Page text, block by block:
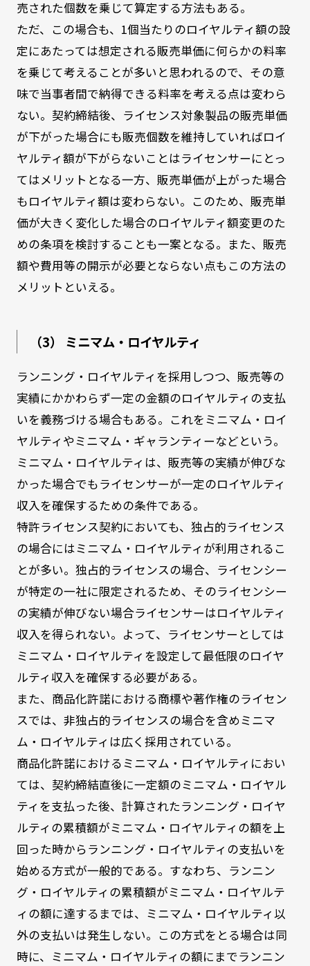
売された個数を乗じて算定する方法もある。
ただ、この場合も、1個当たりのロイヤルティ額の設
定にあたっては想定される販売単価に何らかの料率
を乗じて考えることが多いと思われるので、その意
味で当事者間で納得できる料率を考える点は変わら
ない。契約締結後、ライセンス対象製品の販売単価
が下がった場合にも販売個数を維持していればロイ
ヤルティ額が下がらないことはライセンサーにとっ
てはメリットとなる一方、販売単価が上がった場合
もロイヤルティ額は変わらない。このため、販売単
価が大きく変化した場合のロイヤルティ額変更のた
めの条項を検討することも一案となる。また、販売
額や費用等の開示が必要とならない点もこの方法の
メリットといえる。
（3） ミニマム・ロイヤルティ
ランニング・ロイヤルティを採用しつつ、販売等の
実績にかかわらず一定の金額のロイヤルティの支払
いを義務づける場合もある。これをミニマム・ロイ
ヤルティやミニマム・ギャランティーなどという。
ミニマム・ロイヤルティは、販売等の実績が伸びな
かった場合でもライセンサーが一定のロイヤルティ
収入を確保するための条件である。
特許ライセンス契約においても、独占的ライセンス
の場合にはミニマム・ロイヤルティが利用されるこ
とが多い。独占的ライセンスの場合、ライセンシー
が特定の一社に限定されるため、そのライセンシー
の実績が伸びない場合ライセンサーはロイヤルティ
収入を得られない。よって、ライセンサーとしては
ミニマム・ロイヤルティを設定して最低限のロイヤ
ルティ収入を確保する必要がある。
また、商品化許諾における商標や著作権のライセン
スでは、非独占的ライセンスの場合を含めミニマ
ム・ロイヤルティは広く採用されている。
商品化許諾におけるミニマム・ロイヤルティにおい
ては、契約締結直後に一定額のミニマム・ロイヤル
ティを支払った後、計算されたランニング・ロイヤ
ルティの累積額がミニマム・ロイヤルティの額を上
回った時からランニング・ロイヤルティの支払いを
始める方式が一般的である。すなわち、ランニン
グ・ロイヤルティの累積額がミニマム・ロイヤルテ
ィの額に達するまでは、ミニマム・ロイヤルティ以
外の支払いは発生しない。この方式をとる場合は同
時に、ミニマム・ロイヤルティの額にまでランニン